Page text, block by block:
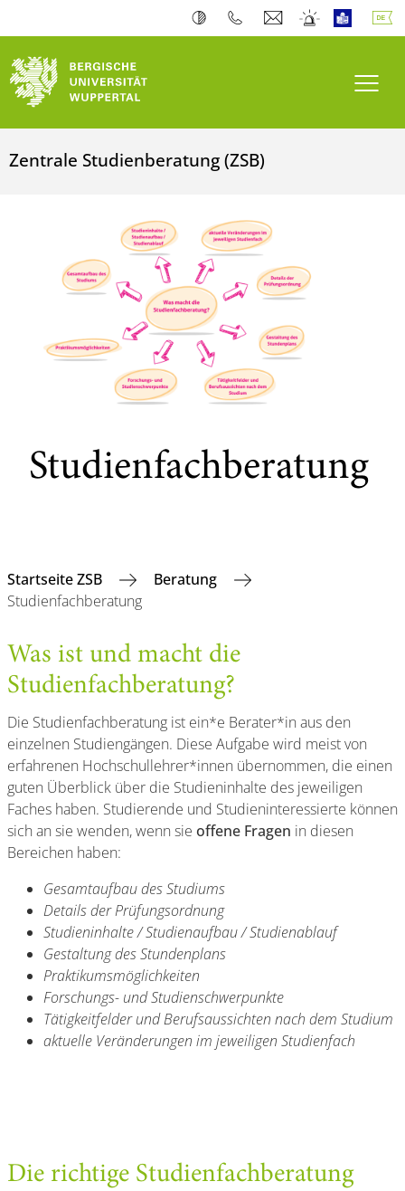
Zentrale Studienberatung (ZSB)
Studienfachberatung
Startseite ZSB
Beratung
Studienfachberatung
Was ist und macht die
Studienfachberatung?
Die Studienfachberatung ist ein*e Berater*in aus den
einzelnen Studiengängen. Diese Aufgabe wird meist von
erfahrenen Hochschullehrer*innen übernommen, die einen
guten Überblick über die Studieninhalte des jeweiligen
Faches haben. Studierende und Studieninteressierte können
sich an sie wenden, wenn sie offene Fragen in diesen
Bereichen haben:
Gesamtaufbau des Studiums
Details der Prüfungsordnung
Studieninhalte / Studienaufbau / Studienablauf
Gestaltung des Stundenplans
Praktikumsmöglichkeiten
Forschungs- und Studienschwerpunkte
Tätigkeitfelder und Berufsaussichten nach dem Studium
aktuelle Veränderungen im jeweiligen Studienfach
Die richtige Studienfachberatung